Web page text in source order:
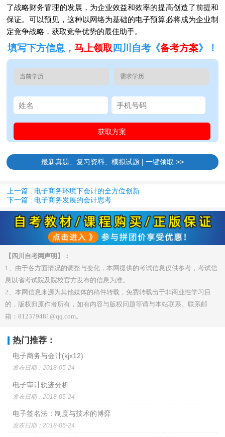
了战略财务管理的发展，为企业效益和效率的提高创造了前提和
保证。可以预见，这种以网络为基础的电子预算必将成为企业制
定竞争战略，获取竞争优势的最佳助手。
填写下方信息， 马上领取 四川自考《备考方案》！
最新真题、复习资料、模拟试题 | 一键领取 >>
上一篇 : 电子商务环境下会计的全方位创新
下一篇 : 电子商务发展的会计思考
【四川自考网声明】：
1、由于各方面情况的调整与变化，本网提供的考试信息仅供参考，考试信
息以省考试院及院校官方发布的信息为准。
2、本网信息来源为其他媒体的稿件转载，免费转载出于非商业性学习目
的，版权归原作者所有，如有内容与版权问题等请与本站联系。联系邮
箱：812379481@qq.com。
热门推荐：
电子商务与会计(kjx12)
发布日期：2018-05-24
电子审计轨迹分析
发布日期：2018-05-24
电子签名法：制度与技术的博弈
发布日期：2018-05-24